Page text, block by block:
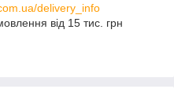
delivery_info
від 15 тис. грн